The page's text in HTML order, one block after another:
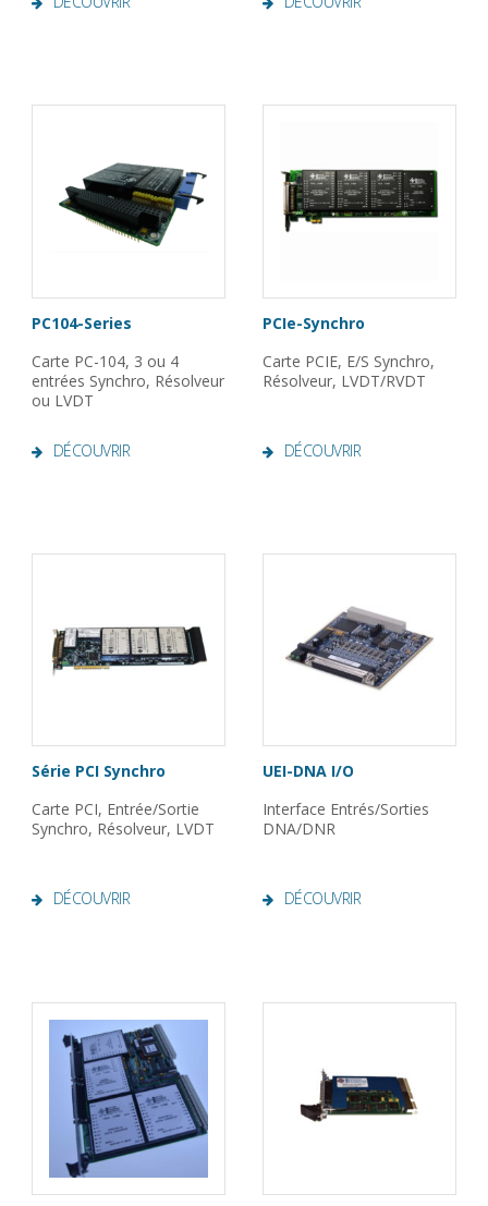
PC104-Series
Carte PC-104, 3 ou 4
entrées Synchro, Résolveur
ou LVDT
DÉCOUVRIR
PCIe-Synchro
Carte PCIE, E/S Synchro,
Résolveur, LVDT/RVDT
DÉCOUVRIR
Série PCI Synchro
Carte PCI, Entrée/Sortie
Synchro, Résolveur, LVDT
DÉCOUVRIR
UEI-DNA I/O
Interface Entrés/Sorties
DNA/DNR
DÉCOUVRIR